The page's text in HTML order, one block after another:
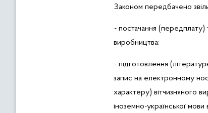
Законом передбачено
- постачання (передплату)
виробництва;
- підготовлення
запис на електронному
характеру) вітчизняного
іноземно-української мови